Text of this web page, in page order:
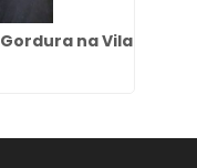
na Vila